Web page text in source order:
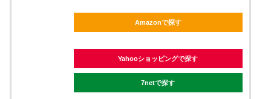
Amazonで探す
Yahooショッピングで探す
7netで探す